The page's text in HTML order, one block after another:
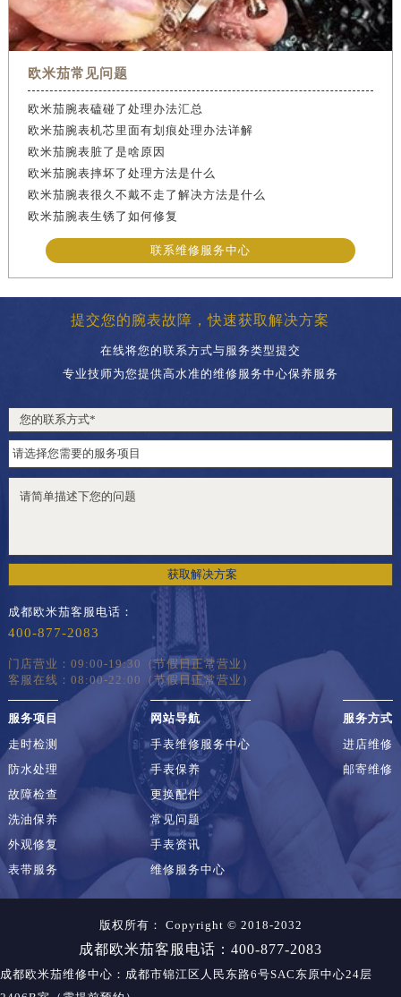
欧米茄常见问题
欧米茄腕表磕碰了处理办法汇总
欧米茄腕表机芯里面有划痕处理办法详解
欧米茄腕表脏了是啥原因
欧米茄腕表摔坏了处理方法是什么
欧米茄腕表很久不戴不走了解决方法是什么
欧米茄腕表生锈了如何修复
联系维修服务中心
提交您的腕表故障，快速获取解决方案
在线将您的联系方式与服务类型提交
专业技师为您提供高水准的维修服务中心保养服务
获取解决方案
成都欧米茄客服电话：
400-877-2083
门店营业：09:00-19:30（节假日正常营业）
客服在线：08:00-22:00（节假日正常营业）
服务项目
走时检测
防水处理
故障检查
洗油保养
外观修复
表带服务
网站导航
手表维修服务中心
手表保养
更换配件
常见问题
手表资讯
维修服务中心
服务方式
进店维修
邮寄维修
版权所有： Copyright © 2018-2032
成都欧米茄客服电话：400-877-2083
成都欧米茄维修中心 ：成都市锦江区人民东路6号SAC东原中心24层